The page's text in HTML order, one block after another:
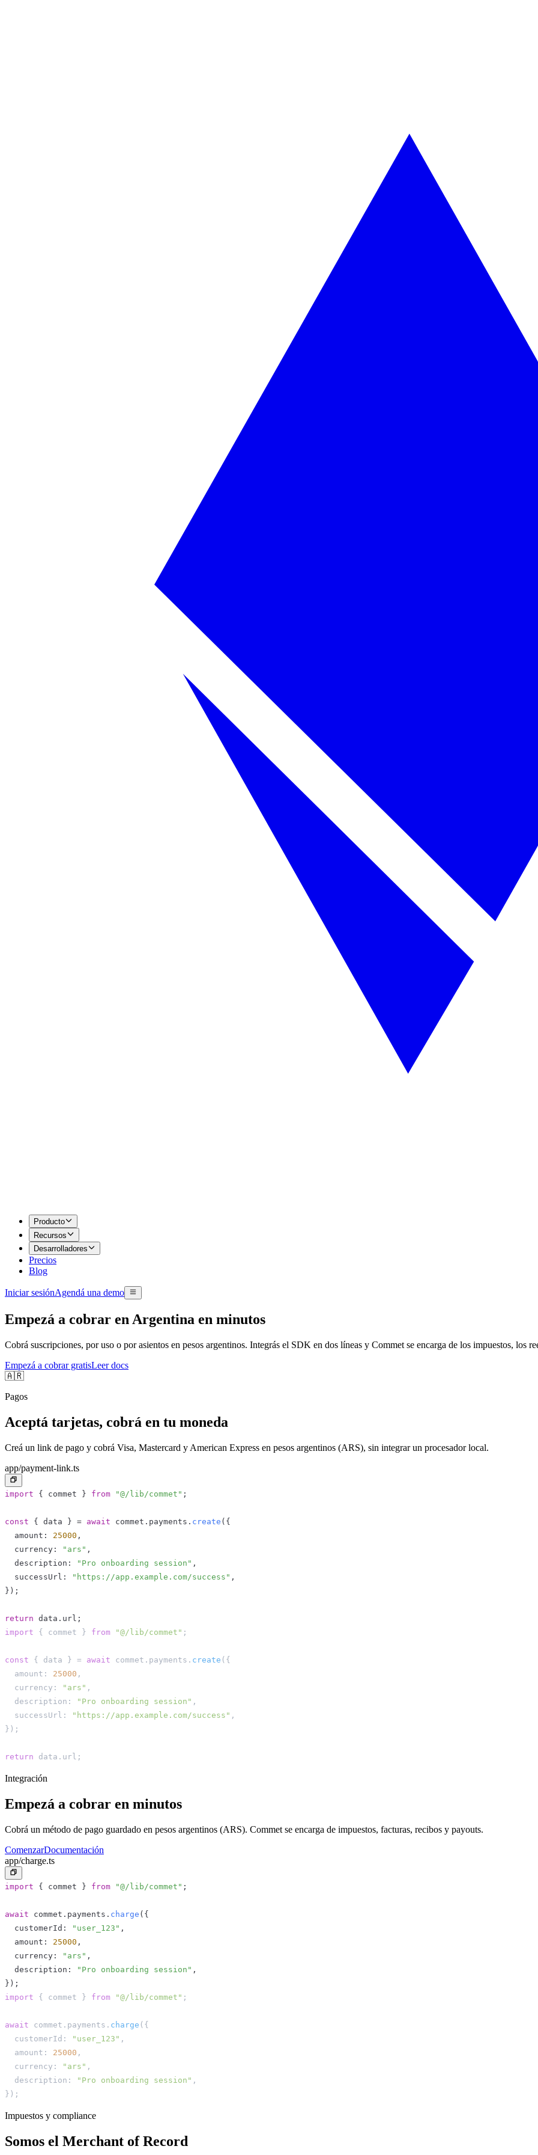
Producto
Recursos
Desarrolladores
Precios
Blog
Iniciar sesiónAgendá una demo
Empezá a cobrar en Argentina en minutos
Cobrá suscripciones, por uso o por asientos en pesos argentinos. Integrás el SDK en dos líneas y Commet se encarga de los impuestos, los
Empezá a cobrar gratisLeer docs
🇦🇷
Pagos
Aceptá tarjetas, cobrá en tu moneda
Creá un link de pago y cobrá Visa, Mastercard y American Express en pesos argentinos (ARS), sin integrar un procesador local.
app/payment-link.ts
import { commet } from "@/lib/commet" ;
const { data } = await commet . payments . create ( {
  amount
: 25000 ,
  currency
: "ars" ,
  description
: "Pro onboarding session" ,
  successUrl
: "https://app.example.com/success" ,
} ) ;
return data . url ;
import
{ commet } from "@/lib/commet" ;
const { data } = await commet . payments . create ( {
  amount
: 25000 ,
  currency
: "ars" ,
  description
: "Pro onboarding session" ,
  successUrl
: "https://app.example.com/success" ,
} ) ;
return data . url ;
Integración
Empezá a cobrar en minutos
Cobrá un método de pago guardado en pesos argentinos (ARS). Commet se encarga de impuestos, facturas, recibos y payouts.
ComenzarDocumentación
app/charge.ts
import { commet } from "@/lib/commet" ;
await commet . payments . charge ( {
  customerId
: "user_123" ,
  amount
: 25000 ,
  currency
: "ars" ,
  description
: "Pro onboarding session" ,
} ) ;
import
{ commet } from "@/lib/commet" ;
await commet . payments . charge ( {
  customerId
: "user_123" ,
  amount
: 25000 ,
  currency
: "ars" ,
  description
: "Pro onboarding session" ,
} ) ;
Impuestos y compliance
Somos el Merchant of Record